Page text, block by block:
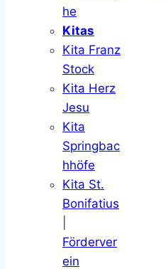
he
Kitas
Kita Franz
Stock
Kita Herz
Jesu
Kita
Springbac
hhöfe
Kita St.
Bonifatius
Förderver
ein